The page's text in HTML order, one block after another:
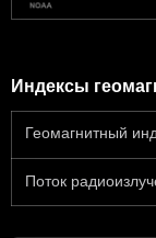
Индексы
Геомагнитный
Поток